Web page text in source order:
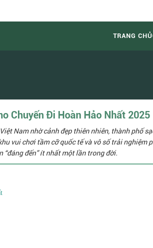
TRANG CHỦ
Chuyến Đi Hoàn Hảo Nhất 2025
Nam nhờ cảnh đẹp thiên nhiên, thành phố
vui chơi tầm cỡ quốc tế và vô số trải nghiệm
“đáng đến” ít nhất một lần trong đời.